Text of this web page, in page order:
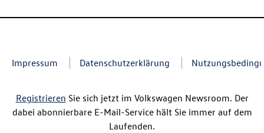
Impressum Datenschutzerklärung
Registrieren Sie sich jetzt im Volkswagen Newsroom. Der
dabei abonnierbare E-Mail-Service hält Sie immer auf dem
Laufenden.